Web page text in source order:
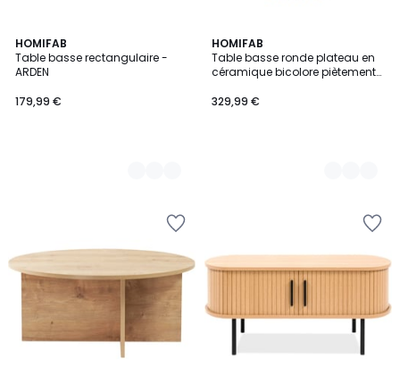
HOMIFAB
Table basse rectangulaire -
ARDEN
179,99 €
3
Couleurs
HOMIFAB
Table basse ronde plateau en
céramique bicolore piètement
329,99 €
2
Couleurs